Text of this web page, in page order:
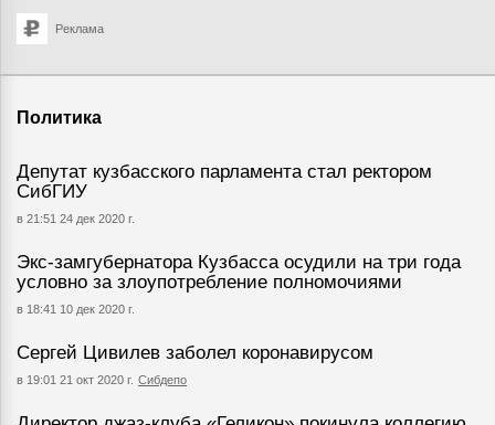
Реклама
Политика
Депутат кузбасского парламента стал ректором
СибГИУ
в 21:51 24 дек 2020 г.
Экс-замгубернатора Кузбасса осудили на три года
условно за злоупотребление полномочиями
в 18:41 10 дек 2020 г.
Сергей Цивилев заболел коронавирусом
в 19:01 21 окт 2020 г. Сибдепо